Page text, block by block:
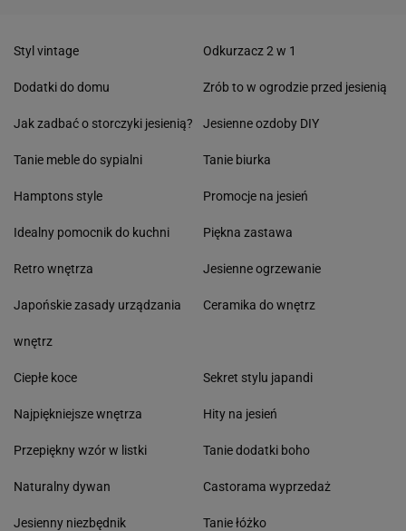
Styl vintage
Dodatki do domu
Jak zadbać o storczyki jesienią?
Tanie meble do sypialni
Hamptons style
Idealny pomocnik do kuchni
Retro wnętrza
Japońskie zasady urządzania
wnętrz
Odkurzacz 2 w 1
Zrób to w ogrodzie przed jesienią
Jesienne ozdoby DIY
Tanie biurka
Promocje na jesień
Piękna zastawa
Jesienne ogrzewanie
Ceramika do wnętrz
Ciepłe koce
Najpiękniejsze wnętrza
Przepiękny wzór w listki
Naturalny dywan
Jesienny niezbędnik
Sekret stylu japandi
Hity na jesień
Tanie dodatki boho
Castorama wyprzedaż
Tanie łóżko